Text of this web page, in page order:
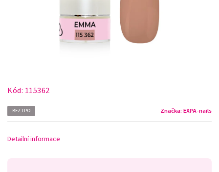
Kód: 115362
BEZ TPO Značka: EXPA-nails
Detailní informace